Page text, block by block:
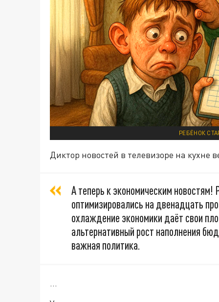
РЕБЁНОК
Диктор новостей в телевизоре на кухне
А теперь к экономическим
оптимизировались на двенадцать
охлаждение экономики даёт свои
альтернативный рост наполнения
важная политика.
...